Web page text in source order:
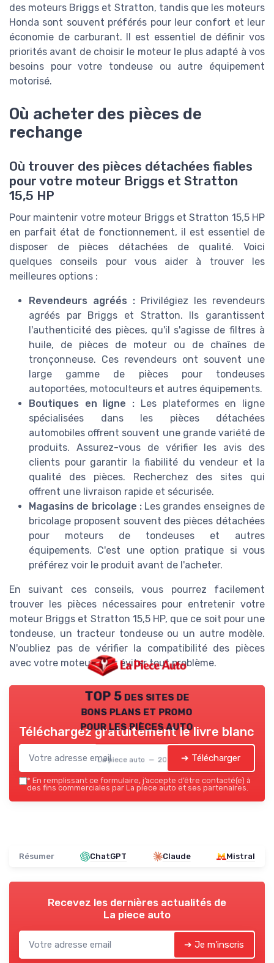
des moteurs Briggs et Stratton, tandis que les moteurs
Honda sont souvent préférés pour leur confort et leur
économie de carburant. Il est essentiel de définir vos
priorités avant de choisir le moteur le plus adapté à vos
besoins pour votre tondeuse ou autre équipement
motorisé.
Où acheter des pièces de
rechange
Où trouver des pièces détachées fiables
pour votre moteur Briggs et Stratton
15,5 HP
Pour maintenir votre moteur Briggs et Stratton 15,5 HP
en parfait état de fonctionnement, il est essentiel de
disposer de pièces détachées de qualité. Voici
quelques conseils pour vous aider à trouver les
meilleures options :
Revendeurs agréés : Privilégiez les revendeurs
agréés par Briggs et Stratton. Ils garantissent
l'authenticité des pièces, qu'il s'agisse de filtres à
huile, de pièces de moteur ou de chaînes de
tronçonneuse. Ces revendeurs ont souvent une
large gamme de pièces pour tondeuses
autoportées, motoculteurs et autres équipements.
Boutiques en ligne : Les plateformes en ligne
spécialisées dans les pièces détachées
automobiles offrent souvent une grande variété de
produits. Assurez-vous de vérifier les avis des
clients pour garantir la fiabilité du vendeur et la
qualité des pièces. Recherchez des sites qui
offrent une livraison rapide et sécurisée.
Magasins de bricolage :Les grandes enseignes de
bricolage proposent souvent des pièces détachées
pour moteurs de tondeuses et autres
équipements. C'est une option pratique si vous
préférez voir le produit avant de l'acheter.
En suivant ces conseils, vous pourrez facilement
trouver les pièces nécessaires pour entretenir votre
moteur Briggs et Stratton 15,5 HP, que ce soit pour une
tondeuse, un tracteur tondeuse ou un autre modèle.
N'oubliez pas de vérifier la compatibilité des pièces
avec votre moteur pour éviter tout problème.
TOP 5 des sites de
bons plans et promo
pour les pièces auto
La piece auto — 2026
Téléchargez gratuitement le livre blanc
➔ Télécharger
* En remplissant ce formulaire, j’accepte d’être contacté(e) à
des fins commerciales par La piece auto et ses partenaires.
Résumer ChatGPT Claude Mistral
Recevez les dernières actualités de
La piece auto
➔ Je m'inscris